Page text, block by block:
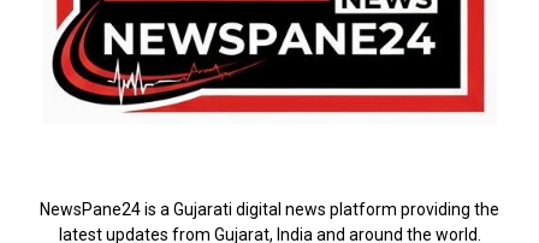
NewsPane24 is a Gujarati digital news platform providing the
latest updates from Gujarat, India and around the world.